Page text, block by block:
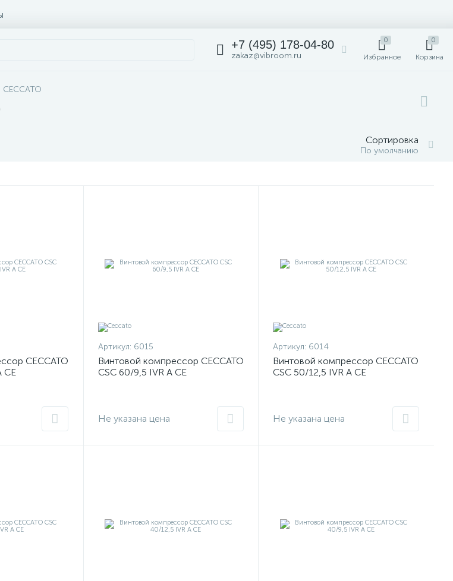
+7 (495) 178-04-80
zakaz@vibroom.ru
0
Избранное
0
Корзина
CECCATO
Сортировка
По умолчанию
CECCATO
CE
Артикул: 6015
Винтовой компрессор CECCATO
CSC 60/9,5 IVR A CE
Не указана цена
Артикул: 6014
Винтовой компрессор CECCATO
CSC 50/12,5 IVR A CE
Не указана цена